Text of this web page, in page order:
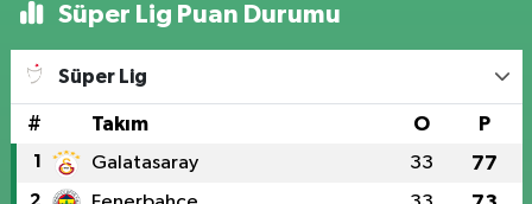
Süper Lig Puan Durumu
Süper Lig
# Takım O P
1 Galatasaray 33 77